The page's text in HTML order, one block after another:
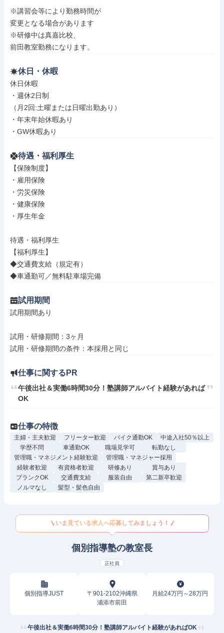
※講習会等により勤務時間が
変更となる場合があります
※研修中は真嘉比校、
前田教室勤務になります。
休日・休暇
休日休暇
・週休2日制
（月2回:土曜または日曜出勤あり）
・年末年始休暇あり
・GW休暇あり
待遇・福利厚生
【保険制度】
・雇用保険
・労災保険
・健康保険
・厚生年金
待遇・福利厚生
【福利厚生】
◆交通費支給（規定有）
◆車通勤可／無料駐車場完備
試用期間
試用期間あり
試用・研修期間：3ヶ月
仕事に関するPR
午後出社＆実働6時間30分！塾講師アルバイト経験があれば
OK
仕事の特徴
主婦・主夫歓迎 フリーター歓迎 バイク通勤OK
中途入社50％以上
学歴不問
車通勤OK 職場見学可
転勤なし
管理職・マネジメント経験歓迎
管理職・マネジャー採用
経験者歓迎
有資格者歓迎 研修あり
賞与あり
ブランクOK
交通費支給 服装自由
第二新卒歓迎
ノルマなし
髪型・髪色自由
いま見ている求人へ応募してみましょう！
個別指導塾の教室長
正社員
個別指導JUST
〒901-2102沖縄県
浦添市前田
月給24万円～28万円
午後出社＆実働6時間30分！塾講師アルバイト経験があればOK